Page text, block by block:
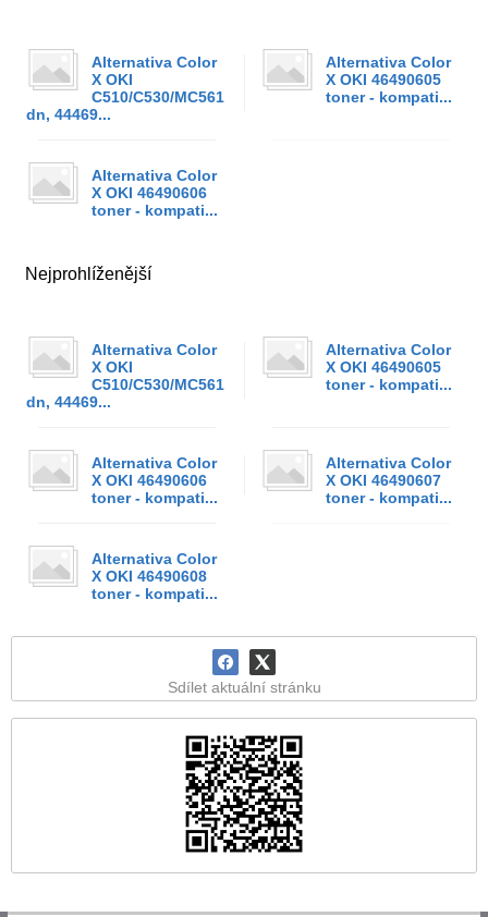
Alternativa Color
X OKI
C510/C530/MC561
dn, 44469...
Alternativa Color
X OKI 46490605
toner - kompati...
Alternativa Color
X OKI 46490606
toner - kompati...
Nejprohlíženější
Alternativa Color
X OKI
C510/C530/MC561
dn, 44469...
Alternativa Color
X OKI 46490605
toner - kompati...
Alternativa Color
X OKI 46490606
toner - kompati...
Alternativa Color
X OKI 46490607
toner - kompati...
Alternativa Color
X OKI 46490608
toner - kompati...
Sdílet aktuální stránku